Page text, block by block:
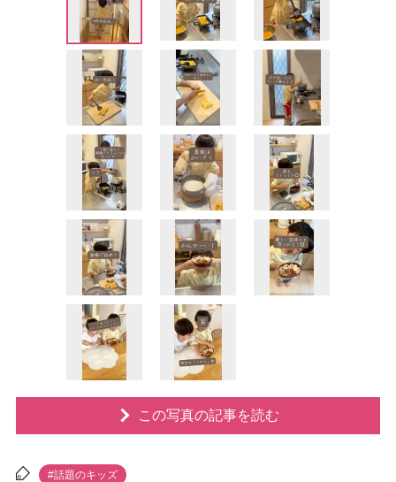
この写真の記事を読む
#話題のキッズ